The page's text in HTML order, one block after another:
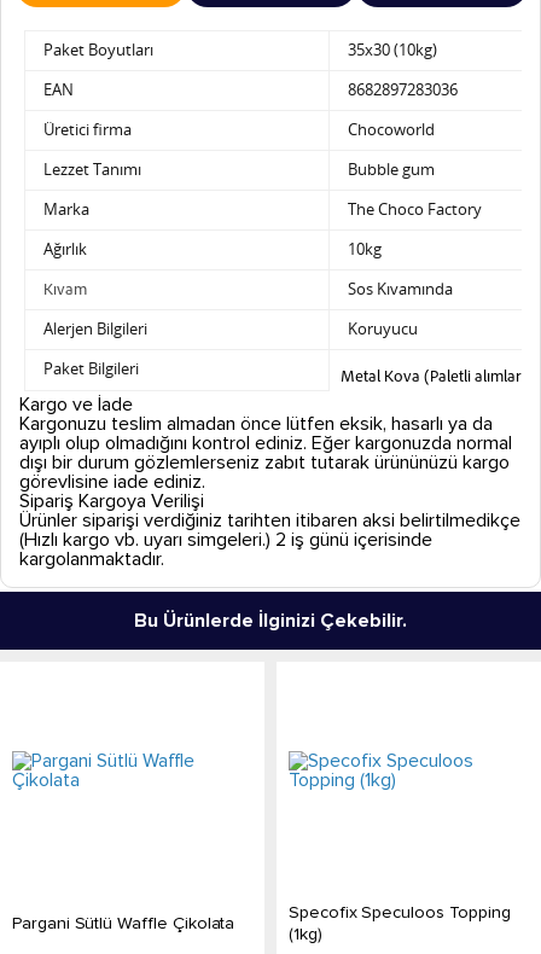
Paket Boyutları
35x30 (10kg)
EAN
8682897283036
Üretici firma
Chocoworld
Lezzet Tanımı
Bubble gum
Marka
The Choco Factory
Ağırlık
10kg
Kıvam
Sos Kıvamında
Alerjen Bilgileri
Koruyucu
Paket Bilgileri
Metal Kova (Paletli
Kargo ve İade
Kargonuzu teslim almadan önce lütfen eksik, hasarlı ya da
ayıplı olup olmadığını kontrol ediniz. Eğer kargonuzda normal
dışı bir durum gözlemlerseniz zabıt tutarak ürününüzü kargo
görevlisine iade ediniz.
Sipariş Kargoya Verilişi
Ürünler siparişi verdiğiniz tarihten itibaren aksi belirtilmedikçe
(Hızlı kargo vb. uyarı simgeleri.) 2 iş günü içerisinde
kargolanmaktadır.
Bu Ürünlerde İlginizi Çekebilir.
Pargani Sütlü Waffle Çikolata
Specofix Speculoos Topping
(1kg)